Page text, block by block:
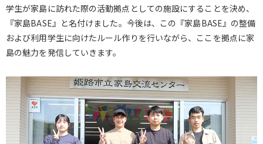
学生が家島に訪れた際の活動拠点としての施設にすることを決め、
『家島BASE』と名付けました。今後は、この『家島BASE』の整備
および利用学生に向けたルール作りを行いながら、ここを拠点に家
島の魅力を発信していきます。